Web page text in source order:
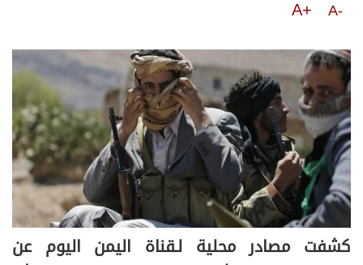
A-
A+
كشفت مصادر محلية لـقناة اليمن اليوم عن